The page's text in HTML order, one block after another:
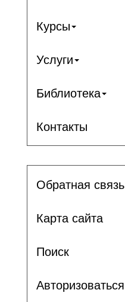
Курсы
Услуги
Библиотека
Контакты
Обратная связь
Карта сайта
Поиск
Авторизоваться